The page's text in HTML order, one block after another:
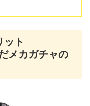
ット
メカガチャの